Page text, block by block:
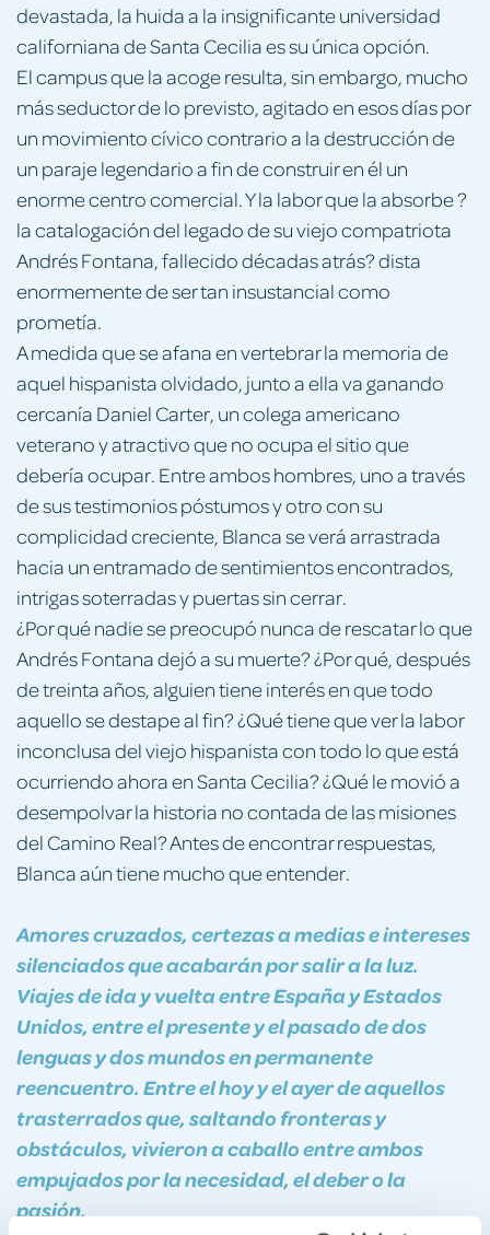
devastada, la huida a la insignificante universidad
californiana de Santa Cecilia es su única opción.
El campus que la acoge resulta, sin embargo, mucho
más seductor de lo previsto, agitado en esos días por
un movimiento cívico contrario a la destrucción de
un paraje legendario a fin de construir en él un
enorme centro comercial. Y la labor que la absorbe ?
la catalogación del legado de su viejo compatriota
Andrés Fontana, fallecido décadas atrás? dista
enormemente de ser tan insustancial como
prometía.
A medida que se afana en vertebrar la memoria de
aquel hispanista olvidado, junto a ella va ganando
cercanía Daniel Carter, un colega americano
veterano y atractivo que no ocupa el sitio que
debería ocupar. Entre ambos hombres, uno a través
de sus testimonios póstumos y otro con su
complicidad creciente, Blanca se verá arrastrada
hacia un entramado de sentimientos encontrados,
intrigas soterradas y puertas sin cerrar.
¿Por qué nadie se preocupó nunca de rescatar lo que
Andrés Fontana dejó a su muerte? ¿Por qué, después
de treinta años, alguien tiene interés en que todo
aquello se destape al fin? ¿Qué tiene que ver la labor
inconclusa del viejo hispanista con todo lo que está
ocurriendo ahora en Santa Cecilia? ¿Qué le movió a
desempolvar la historia no contada de las misiones
del Camino Real? Antes de encontrar respuestas,
Blanca aún tiene mucho que entender.
Amores cruzados, certezas a medias e intereses
silenciados que acabarán por salir a la luz.
Viajes de ida y vuelta entre España y Estados
Unidos, entre el presente y el pasado de dos
lenguas y dos mundos en permanente
reencuentro. Entre el hoy y el ayer de aquellos
trasterrados que, saltando fronteras y
obstáculos, vivieron a caballo entre ambos
empujados por la necesidad, el deber o la
pasión.